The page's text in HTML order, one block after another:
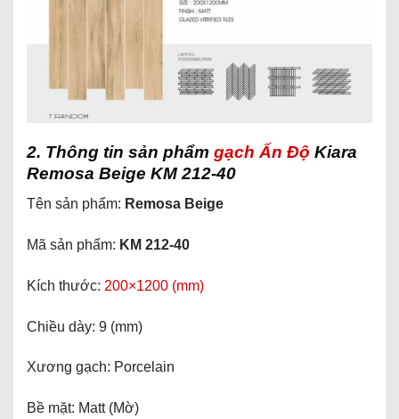
2. Thông tin sản phẩm gạch Ấn Độ Kiara
Remosa Beige KM 212-40
Tên sản phẩm: Remosa Beige
Mã sản phẩm: KM 212-40
Kích thước: 200×1200 (mm)
Chiều dày: 9 (mm)
Xương gạch: Porcelain
Bề mặt: Matt (Mờ)